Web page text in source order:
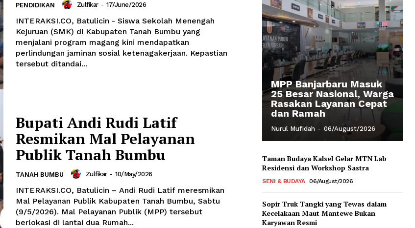
PENDIDIKAN Zulfikar - 17/June/2026
INTERAKSI.CO, Batulicin - Siswa Sekolah Menengah
Kejuruan (SMK) di Kabupaten Tanah Bumbu yang
menjalani program magang kini mendapatkan
perlindungan jaminan sosial ketenagakerjaan. Kepastian
tersebut ditandai...
Bupati Andi Rudi Latif
Resmikan Mal Pelayanan
Publik Tanah Bumbu
TANAH BUMBU Zulfikar - 10/May/2026
INTERAKSI.CO, Batulicin – Andi Rudi Latif meresmikan
Mal Pelayanan Publik Kabupaten Tanah Bumbu, Sabtu
(9/5/2026). Mal Pelayanan Publik (MPP) tersebut
berlokasi di lantai dua Rumah...
MPP Banjarbaru Masuk
25 Besar Nasional, Warga
Rasakan Layanan Cepat
dan Ramah
Nurul Mufidah - 06/August/2026
Taman Budaya Kalsel Gelar MTN Lab
Residensi dan Workshop Sastra
SENI & BUDAYA 06/August/2026
Sopir Truk Tangki yang Tewas dalam
Kecelakaan Maut Mantewe Bukan
Karyawan Resmi